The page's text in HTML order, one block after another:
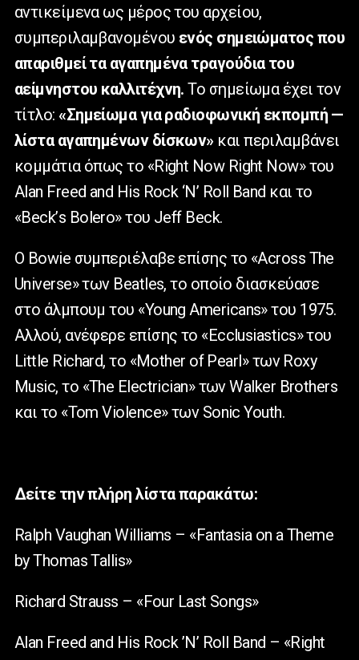
αντικείμενα ως μέρος του αρχείου,
συμπεριλαμβανομένου ενός σημειώματος που
απαριθμεί τα αγαπημένα τραγούδια του
αείμνηστου καλλιτέχνη. Το σημείωμα έχει τον
τίτλο:«Σημείωμα για ραδιοφωνική εκπομπή —
λίστα αγαπημένων δίσκων»και περιλαμβάνει
κομμάτια όπως το «Right Now Right Now» του
Alan Freed and His Rock ‘N’ Roll Band και το
«Beck’s Bolero» του Jeff Beck.
Ο Bowie συμπεριέλαβε επίσης το «Across The
Universe» των Beatles, το οποίο διασκεύασε
στο άλμπουμ του «Young Americans» του 1975.
Αλλού, ανέφερε επίσης το «Ecclusiastics» του
Little Richard, το «Mother of Pearl» των Roxy
Music, το «The Electrician» των Walker Brothers
και το «Tom Violence» των Sonic Youth.
Δείτε την πλήρη λίστα παρακάτω:
Ralph Vaughan Williams – «Fantasia on a Theme
by Thomas Tallis»
Richard Strauss – «Four Last Songs»
Alan Freed and His Rock ’N’ Roll Band – «Right